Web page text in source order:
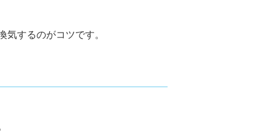
するのがコツです。